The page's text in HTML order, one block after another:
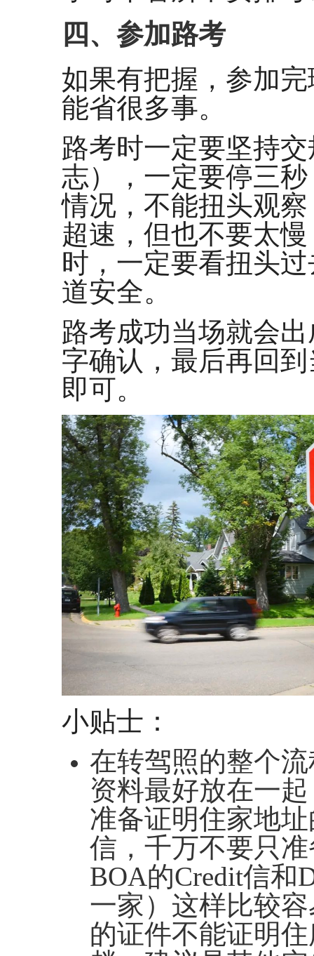
四、参加路考
如果有把握，参加
能省很多事。
路考时一定要坚持
志），一定要停三
情况，不能扭头观
超速，但也不要太
时，一定要看扭头
道安全。
路考成功当场就会
字确认，最后再回
即可。
小贴士：
在转驾照的整个
资料最好放在一
准备证明住家地
信，千万不要只
BOA的Credit信和
一家）这样比较
的证件不能证明